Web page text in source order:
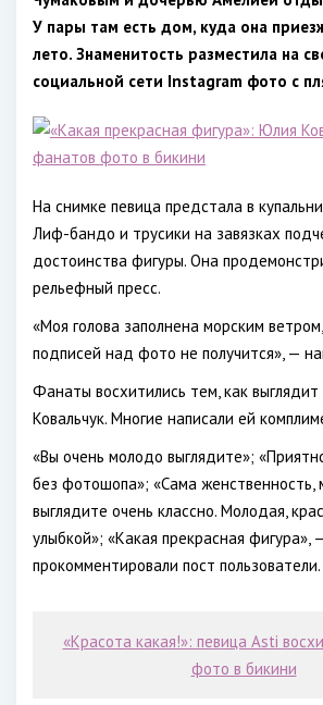
У пары там есть дом, куда она
лето. Знаменитость разместила на
социальной сети Instagram фото с
На снимке певица предстала в
Лиф-бандо и трусики на завязках
достоинства фигуры. Она
рельефный пресс.
«Моя голова заполнена морским
подписей над фото не получится», —
Фанаты восхитились тем, как выглядит
Ковальчук. Многие написали ей
«Вы очень молодо выглядите»;
без фотошопа»; «Сама женственность,
выглядите очень классно. Молодая,
улыбкой»; «Какая прекрасная фигура»,
прокомментировали пост пользователи.
«Красота какая!»: певица Asti
фото в бикини